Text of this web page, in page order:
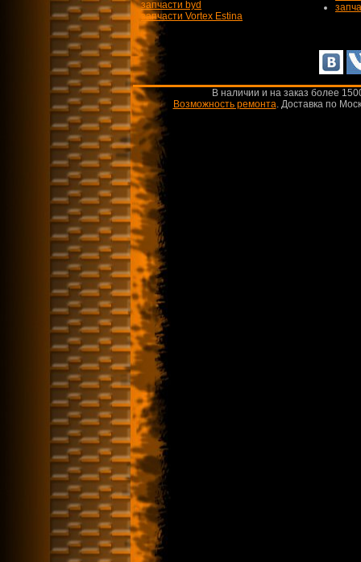
запчасти byd
запчасти Vortex Estina
В наличии и на заказ более
Возможность ремонта.Доставка по